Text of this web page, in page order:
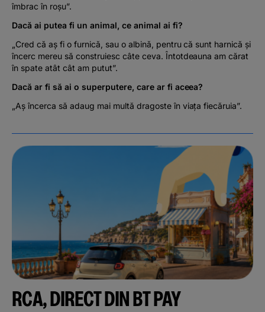
îmbrac în roșu”.
Dacă ai putea fi un animal, ce animal ai fi?
„Cred că aș fi o furnică, sau o albină, pentru că sunt harnică și
încerc mereu să construiesc câte ceva. Întotdeauna am cărat
în spate atât cât am putut”.
Dacă ar fi să ai o superputere, care ar fi aceea?
„Aș încerca să adaug mai multă dragoste în viața fiecăruia”.
RCA, DIRECT DIN BT PAY